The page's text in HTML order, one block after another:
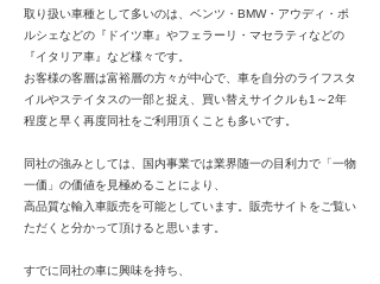
取り扱い車種として多いのは、ベンツ・BMW・アウディ・ポ
ルシェなどの『ドイツ車』やフェラーリ・マセラティなどの
『イタリア車』など様々です。
お客様の客層は富裕層の方々が中心で、車を自分のライフスタ
イルやステイタスの一部と捉え、買い替えサイクルも1～2年
程度と早く再度同社をご利用頂くことも多いです。
同社の強みとしては、国内事業では業界随一の目利力で「一物
一価」の価値を見極めることにより、
高品質な輸入車販売を可能としています。販売サイトをご覧い
ただくと分かって頂けると思います。
すでに同社の車に興味を持ち、